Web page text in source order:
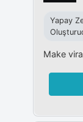
Yapay
Make